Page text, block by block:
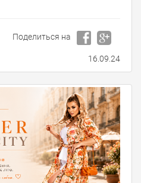
Поделиться на
16.09.24